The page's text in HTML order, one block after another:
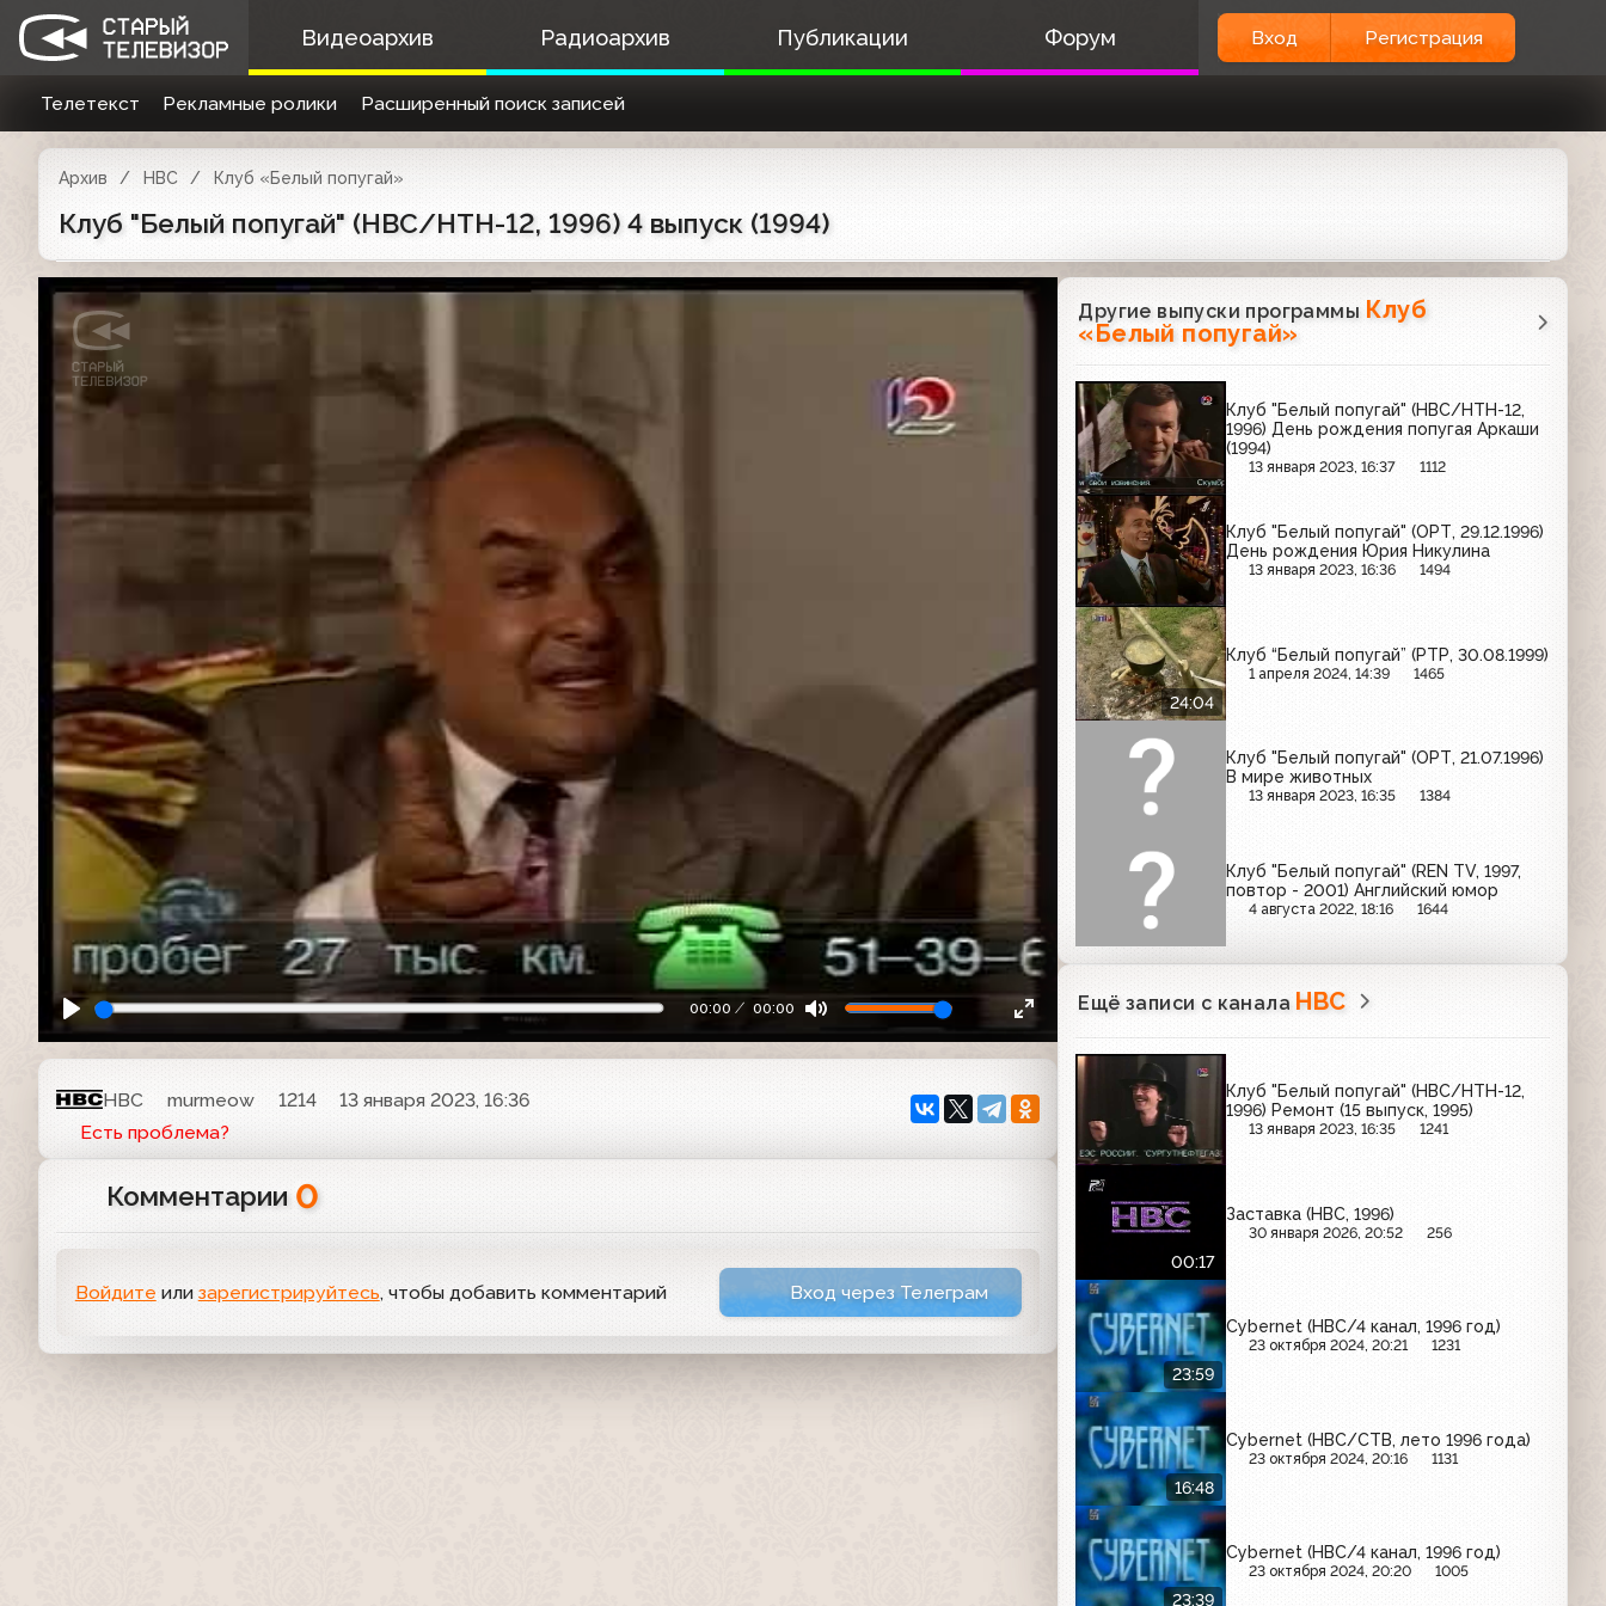
Видеоархив Радиоархив Публикации Форум Вход Регистрация
Телетекст Рекламные ролики Расширенный поиск записей
Архив НВС Клуб «Белый попугай»
Клуб "Белый попугай" (НВС/НТН-12, 1996) 4 выпуск (1994)
00:00 00:00
НВС murmeow 1214
13 января 2023, 16:36
Есть проблема?
Комментарии 0
Войдите или зарегистрируйтесь, чтобы добавить комментарий Вход через Телеграм
Другие выпуски программы Клуб
«Белый попугай»
Клуб "Белый попугай" (НВС/НТН-12,
1996) День рождения попугая Аркаши
(1994)
13 января 2023, 16:37 1112
Клуб "Белый попугай" (ОРТ, 29.12.1996)
День рождения Юрия Никулина
13 января 2023, 16:36 1494
24:04
Клуб “Белый попугай” (РТР, 30.08.1999)
1 апреля 2024, 14:39 1465
Клуб "Белый попугай" (ОРТ, 21.07.1996)
В мире животных
13 января 2023, 16:35 1384
Клуб "Белый попугай" (REN TV, 1997,
повтор - 2001) Английский юмор
4 августа 2022, 18:16 1644
Ещё записи с канала НВС
Клуб "Белый попугай" (НВС/НТН-12,
1996) Ремонт (15 выпуск, 1995)
13 января 2023, 16:35 1241
00:17
Заставка (НВС, 1996)
30 января 2026, 20:52 256
23:59
Cybernet (НВС/4 канал, 1996 год)
23 октября 2024, 20:21 1231
16:48
Cybernet (НВС/СТВ, лето 1996 года)
23 октября 2024, 20:16 1131
23:39
Cybernet (НВС/4 канал, 1996 год)
23 октября 2024, 20:20 1005